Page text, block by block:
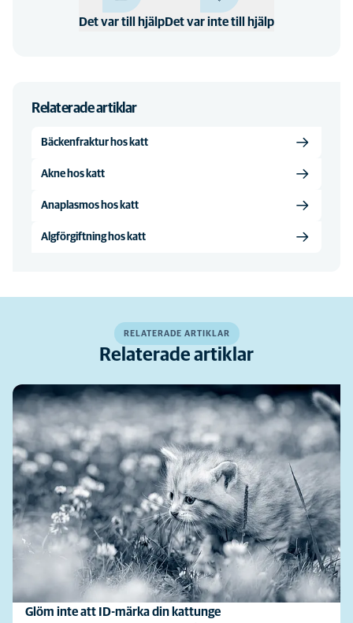
Det var till hjälpDet var inte till hjälp
Relaterade artiklar
Bäckenfraktur hos katt
Akne hos katt
Anaplasmos hos katt
Algförgiftning hos katt
RELATERADE ARTIKLAR
Relaterade artiklar
Glöm inte att ID-märka din kattunge